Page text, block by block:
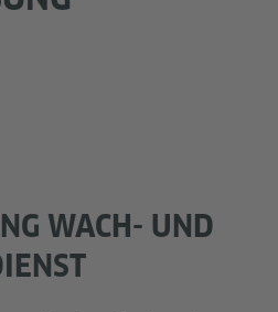
WACH- UND